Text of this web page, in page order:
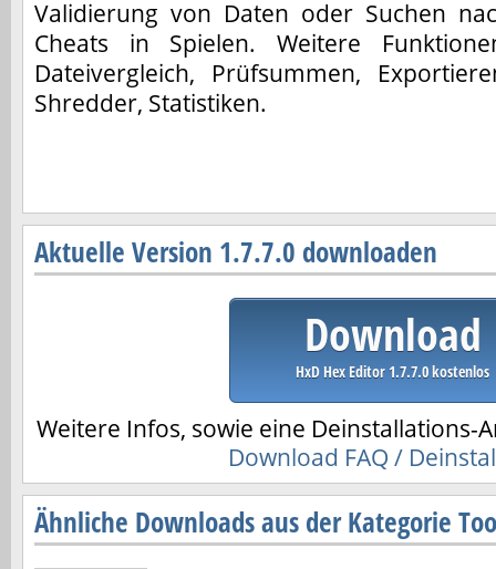
Validierung von Daten oder Suchen
Cheats in Spielen. Weitere
Dateivergleich, Prüfsummen,
Shredder, Statistiken.
Aktuelle Version 1.7.7.0 downloaden
Download
HxD Hex Editor 1.7.7.0 kostenlos
Weitere Infos, sowie eine Deinstallations-
Download FAQ /
Ähnliche Downloads aus der Kategorie